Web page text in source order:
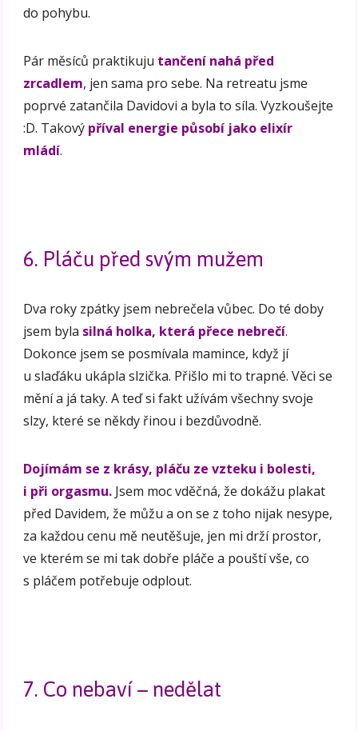
do pohybu.
Pár měsíců praktikuju tančení nahá před
zrcadlem, jen sama pro sebe. Na retreatu jsme
poprvé zatančila Davidovi a byla to síla. Vyzkoušejte
:D. Takový příval energie působí jako elixír
mládí.
6. Pláču před svým mužem
Dva roky zpátky jsem nebrečela vůbec. Do té doby
jsem byla silná holka, která přece nebrečí.
Dokonce jsem se posmívala mamince, když jí
u slaďáku ukápla slzička. Přišlo mi to trapné. Věci se
mění a já taky. A teď si fakt užívám všechny svoje
slzy, které se někdy řinou i bezdůvodně.
Dojímám se z krásy, pláču ze vzteku i bolesti,
i při orgasmu. Jsem moc vděčná, že dokážu plakat
před Davidem, že můžu a on se z toho nijak nesype,
za každou cenu mě neutěšuje, jen mi drží prostor,
ve kterém se mi tak dobře pláče a pouští vše, co
s pláčem potřebuje odplout.
7. Co nebaví – nedělat